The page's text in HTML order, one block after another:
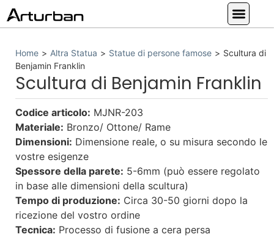
Home > Altra Statua > Statue di persone famose > Scultura di
Benjamin Franklin
Scultura di Benjamin Franklin
Codice articolo: MJNR-203
Materiale: Bronzo/ Ottone/ Rame
Dimensioni: Dimensione reale, o su misura secondo le
vostre esigenze
Spessore della parete: 5-6mm (può essere regolato
in base alle dimensioni della scultura)
Tempo di produzione: Circa 30-50 giorni dopo la
ricezione del vostro ordine
Tecnica: Processo di fusione a cera persa